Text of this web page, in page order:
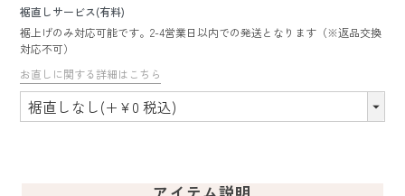
裾直しサービス(有料)
裾上げのみ対応可能です。2-4営業日以内での発送となります（※返品交換
対応不可）
お直しに関する詳細はこちら